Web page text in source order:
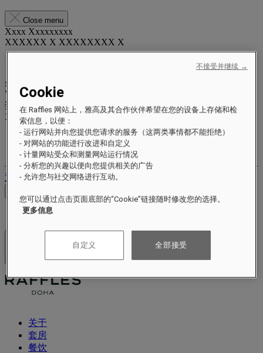
Close menu
Xxxx Xxxxxxxxx
XXXXXX X XXXXXXXX X
xxxxxxxx
Valid until xx/xx/xxxx
奖励积分
XXXpts
您的忠诚账户
您的预订
退出
关于
套房
餐饮
Cookie
在 Raffles 网站上，雅高及其合作伙伴希望在您的设备上存储和检
索信息，以便：
- 运行网站并向您提供您请求的服务（这两类事情都不能拒绝）
- 对网站的功能进行改进和自定义
- 计量网站受众和测量网站运行情况
- 分析您的兴趣以便向您提供相关的广告
- 允许您与社交网络进行互动。
您可以通过点击页面底部的“Cookie”链接随时修改您的选择。
更多信息
自定义 全部接受
不接受并继续 →